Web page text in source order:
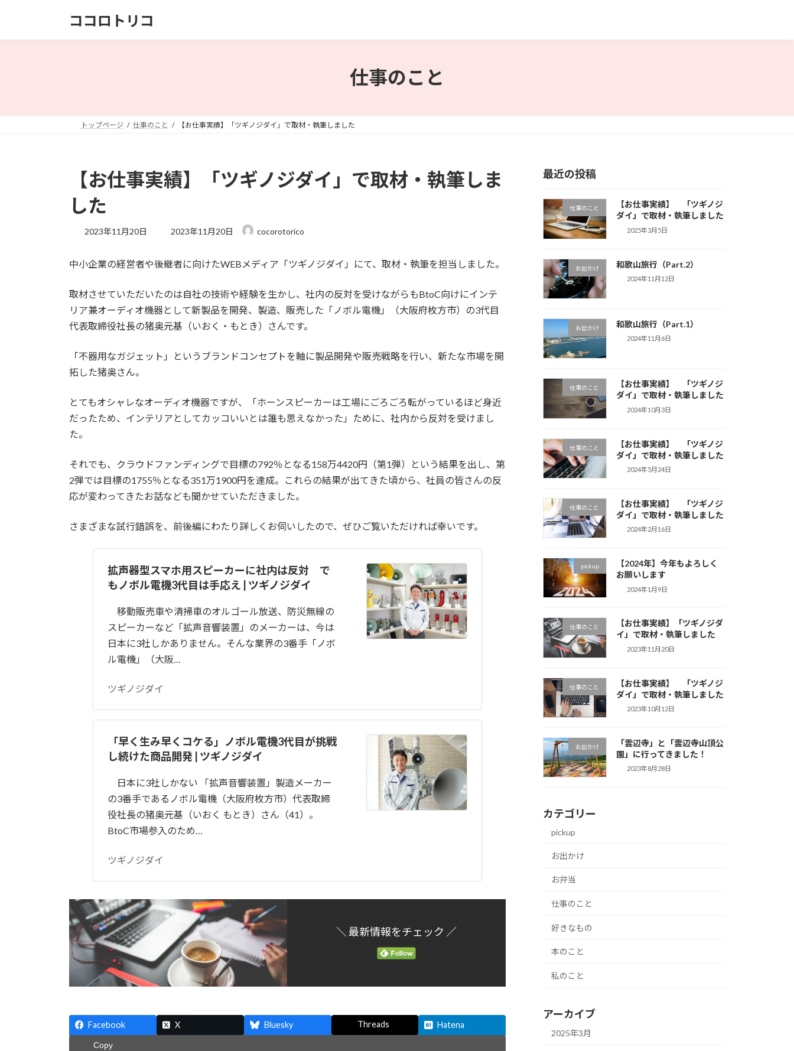
ココロトリコ
仕事のこと
トップページ 仕事のこと 【お仕事実績】「ツギノジダイ」で取材・執筆しました
【お仕事実績】「ツギノジダイ」で取材・執筆しま
した
2023年11月20日
最
新
:
2023年11月20日 cocorotorico
中小企業の経営者や後継者に向けたWEBメディア「ツギノジダイ」にて、取材・執筆を担当しました。
取材させていただいたのは自社の技術や経験を生かし、社内の反対を受けながらもBtoC向けにインテ
リア兼オーディオ機器として新製品を開発、製造、販売した「ノボル電機」（大阪府枚方市）の3代目
代表取締役社長の猪奥元基（いおく・もとき）さんです。
「不器用なガジェット」というブランドコンセプトを軸に製品開発や販売戦略を行い、新たな市場を開
拓した猪奥さん。
とてもオシャレなオーディオ機器ですが、「ホーンスピーカーは工場にごろごろ転がっているほど身近
だったため、インテリアとしてカッコいいとは誰も思えなかった」ために、社内から反対を受けまし
た。
それでも、クラウドファンディングで目標の792％となる158万4420円（第1弾）という結果を出し、第
2弾では目標の1755％となる351万1900円を達成。これらの結果が出てきた頃から、社員の皆さんの反
応が変わってきたお話なども聞かせていただきました。
さまざまな試行錯誤を、前後編にわたり詳しくお伺いしたので、ぜひご覧いただければ幸いです。
拡声器型スマホ用スピーカーに社内は反対 で
もノボル電機3代目は手応え | ツギノジダイ
移動販売車や清掃車のオルゴール放送、防災無線の
スピーカーなど「拡声音響装置」のメーカーは、今は
日本に3社しかありません。そんな業界の3番手「ノボ
ル電機」（大阪…
ツギノジダイ
「早く生み早くコケる」ノボル電機3代目が挑戦
し続けた商品開発 | ツギノジダイ
日本に3社しかない 「拡声音響装置」製造メーカー
の3番手であるノボル電機（大阪府枚方市）代表取締
役社長の猪奥元基（いおく もとき）さん（41）。
BtoC市場参入のため…
ツギノジダイ
＼ 最新情報をチェック ／
Facebook X Bluesky Threads Hatena
Copy
最近の投稿
仕事のこと
【お仕事実績】 「ツギノジ
ダイ」で取材・執筆しました
2025年3月5日
お出かけ 和歌山旅行（Part.2）
2024年11月12日
お出かけ 和歌山旅行（Part.1）
2024年11月6日
仕事のこと
【お仕事実績】 「ツギノジ
ダイ」で取材・執筆しました
2024年10月3日
仕事のこと
【お仕事実績】 「ツギノジ
ダイ」で取材・執筆しました
2024年5月24日
仕事のこと
【お仕事実績】 「ツギノジ
ダイ」で取材・執筆しました
2024年2月16日
pickup
【2024年】今年もよろしく
お願いします
2024年1月9日
仕事のこと
【お仕事実績】「ツギノジダ
イ」で取材・執筆しました
2023年11月20日
仕事のこと
【お仕事実績】 「ツギノジ
ダイ」で取材・執筆しました
2023年10月12日
お出かけ
「雲辺寺」と「雲辺寺山頂公
園」に行ってきました！
2023年8月28日
カテゴリー
pickup
お出かけ
お弁当
仕事のこと
好きなもの
本のこと
私のこと
アーカイブ
2025年3月